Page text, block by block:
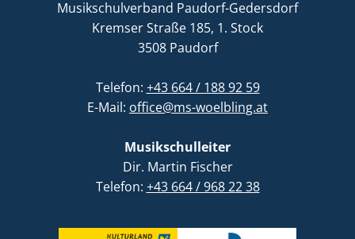
Musikschulverband Paudorf-Gedersdorf
Kremser Straße 185, 1. Stock
3508 Paudorf
Telefon: +43 664 / 188 92 59
E-Mail: office@ms-woelbling.at
Musikschulleiter
Dir. Martin Fischer
Telefon: +43 664 / 968 22 38